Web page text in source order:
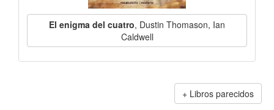
El enigma del cuatro, Dustin Thomason, Ian
Caldwell
Libros parecidos